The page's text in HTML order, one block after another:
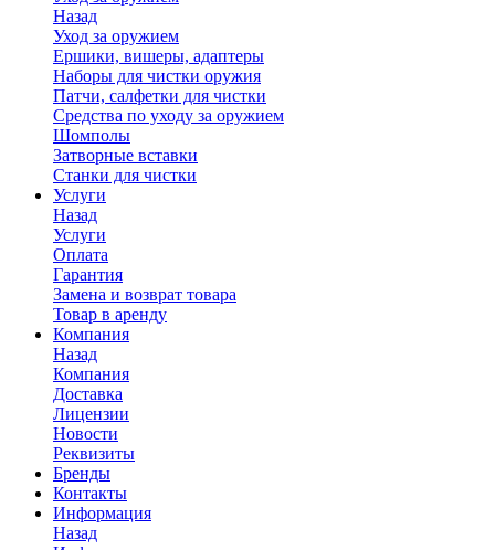
Назад
Уход за оружием
Ершики, вишеры, адаптеры
Наборы для чистки оружия
Патчи, салфетки для чистки
Средства по уходу за оружием
Шомполы
Затворные вставки
Станки для чистки
Услуги
Назад
Услуги
Оплата
Гарантия
Замена и возврат товара
Товар в аренду
Компания
Назад
Компания
Доставка
Лицензии
Новости
Реквизиты
Бренды
Контакты
Информация
Назад